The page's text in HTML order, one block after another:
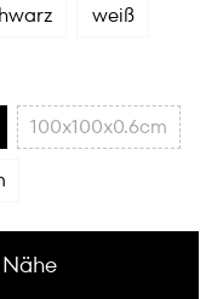
weiß
100x100x0.6cm